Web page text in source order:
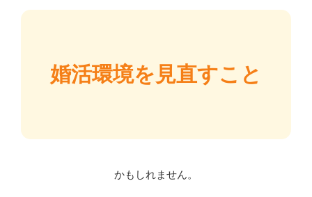
婚活環境を見直すこと
かもしれません。